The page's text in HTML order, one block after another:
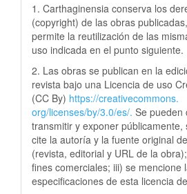
1. Carthaginensia conserva los
(copyright) de las obras
permite la reutilización de las
uso indicada en el punto siguiente.
2. Las obras se publican en la
revista bajo una Licencia de uso
(CC By) https://creativecommons.
org/licenses/by/3.0/es/. Se pueden
transmitir y exponer
cite la autoría y la fuente original
(revista, editorial y URL de la
fines comerciales; iii) se mencione
especificaciones de esta licencia